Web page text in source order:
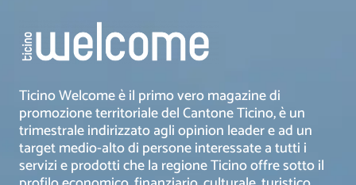
Ticino Welcome è il primo vero magazine di
promozione territoriale del Cantone Ticino, è un
trimestrale indirizzato agli opinion leader e ad un
target medio-alto di persone interessate a tutti i
servizi e prodotti che la regione Ticino offre sotto il